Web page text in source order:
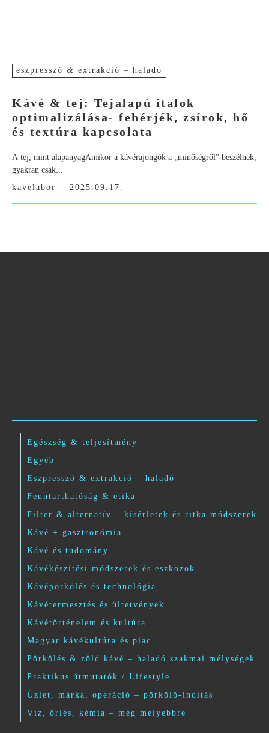
eszpresszó & extrakció – haladó
Kávé & tej: Tejalapú italok
optimalizálása- fehérjék, zsírok, hő
és textúra kapcsolata
A tej, mint alapanyagAmikor a kávérajongók a „minőségről” beszélnek,
gyakran csak...
kavelabor
- 2025.09.17.
Egészség & teljesítmény
Egyéb
Eszpresszó & extrakció – haladó
Fenntarthatóság & etika
Filter & alternatív – kísérletek és ritka módszerek
Kávé + gasztronómia
Kávé és tudomány
Kávékészítési módszerek és eszközök
Kávépörkölés és technológia
Kávétermesztés és ültetvények
Kávétörténelem és kultúra
Magyar kávékultúra és piac
Pörkölés & zöld kávé – haladó szakmai mélységek
Praktikus útmutatók / Lifestyle
Üzlet, márka, operáció – pörkölő-indítás
Víz, őrlés, kémia – még mélyebbre